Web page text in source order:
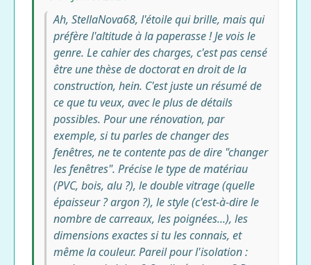
Ah, StellaNova68, l'étoile qui brille, mais qui
préfère l'altitude à la paperasse ! Je vois le
genre. Le cahier des charges, c'est pas censé
être une thèse de doctorat en droit de la
construction, hein. C'est juste un résumé de
ce que tu veux, avec le plus de détails
possibles. Pour une rénovation, par
exemple, si tu parles de changer des
fenêtres, ne te contente pas de dire "changer
les fenêtres". Précise le type de matériau
(PVC, bois, alu ?), le double vitrage (quelle
épaisseur ? argon ?), le style (c'est-à-dire le
nombre de carreaux, les poignées...), les
dimensions exactes si tu les connais, et
même la couleur. Pareil pour l'isolation :